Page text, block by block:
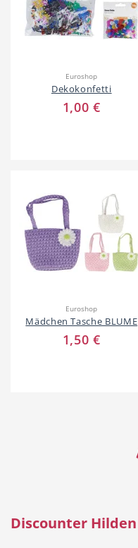
Euroshop
Dekokonfetti
1,00 €
Euroshop
Mädchen Tasche BLUME
1,50 €
Discounter Hilden